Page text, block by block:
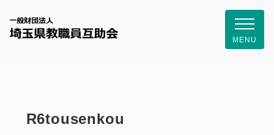
一般財団
MENU
R6tousenkou